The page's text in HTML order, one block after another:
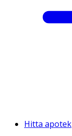
Hitta apotek